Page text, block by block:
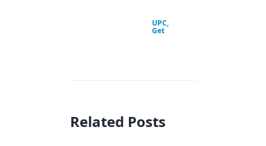
UPC,
Get
Related Posts